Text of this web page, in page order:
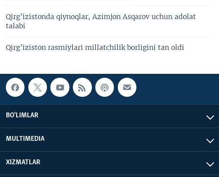
Qirg’izistonda qiynoqlar, Azimjon Asqarov uchun adolat
talabi
Qirg’iziston rasmiylari millatchilik borligini tan oldi
BO'LIMLAR
MULTIMEDIA
XIZMATLAR